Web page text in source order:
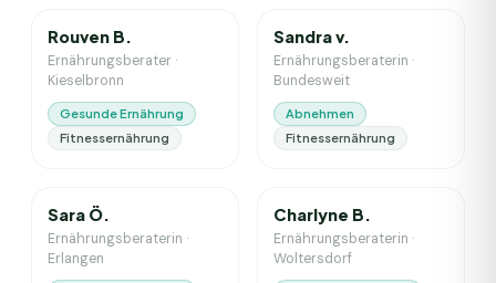
Rouven B.
Ernährungsberater ·
Kieselbronn
Gesunde Ernährung
Fitnessernährung
Sandra v.
Ernährungsberaterin ·
Bundesweit
Abnehmen
Fitnessernährung
Sara Ö.
Ernährungsberaterin ·
Erlangen
Charlyne B.
Ernährungsberaterin ·
Woltersdorf